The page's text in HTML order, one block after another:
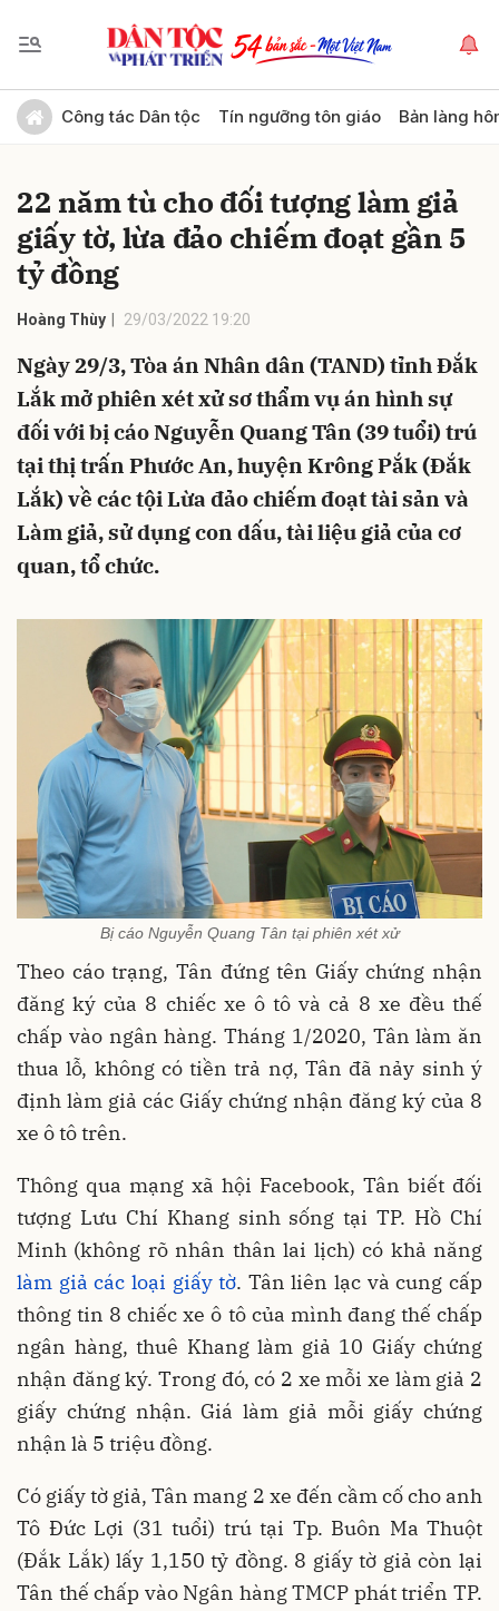
Công tác Dân tộc Tín ngưỡng tôn giáo Bản làng
22 năm tù cho đối tượng làm giả
giấy tờ, lừa đảo chiếm đoạt gần 5
tỷ đồng
Hoàng Thùy 29/03/2022 19:20
Ngày 29/3, Tòa án Nhân dân (TAND) tỉnh Đắk
Lắk mở phiên xét xử sơ thẩm vụ án hình sự
đối với bị cáo Nguyễn Quang Tân (39 tuổi) trú
tại thị trấn Phước An, huyện Krông Pắk (Đắk
Lắk) về các tội Lừa đảo chiếm đoạt tài sản và
Làm giả, sử dụng con dấu, tài liệu giả của cơ
quan, tổ chức.
Bị cáo Nguyễn Quang Tân tại phiên xét xử
Theo cáo trạng, Tân đứng tên Giấy chứng nhận
đăng ký của 8 chiếc xe ô tô và cả 8 xe đều thế
chấp vào ngân hàng. Tháng 1/2020, Tân làm ăn
thua lỗ, không có tiền trả nợ, Tân đã nảy sinh ý
định làm giả các Giấy chứng nhận đăng ký của 8
xe ô tô trên.
Thông qua mạng xã hội Facebook, Tân biết đối
tượng Lưu Chí Khang sinh sống tại TP. Hồ Chí
Minh (không rõ nhân thân lai lịch) có khả năng
làm giả các loại giấy tờ. Tân liên lạc và cung cấp
thông tin 8 chiếc xe ô tô của mình đang thế chấp
ngân hàng, thuê Khang làm giả 10 Giấy chứng
nhận đăng ký. Trong đó, có 2 xe mỗi xe làm giả 2
giấy chứng nhận. Giá làm giả mỗi giấy chứng
nhận là 5 triệu đồng.
Có giấy tờ giả, Tân mang 2 xe đến cầm cố cho anh
Tô Đức Lợi (31 tuổi) trú tại Tp. Buôn Ma Thuột
(Đắk Lắk) lấy 1,150 tỷ đồng. 8 giấy tờ giả còn lại
Tân thế chấp vào Ngân hàng TMCP phát triển TP.
Gửi bình luận